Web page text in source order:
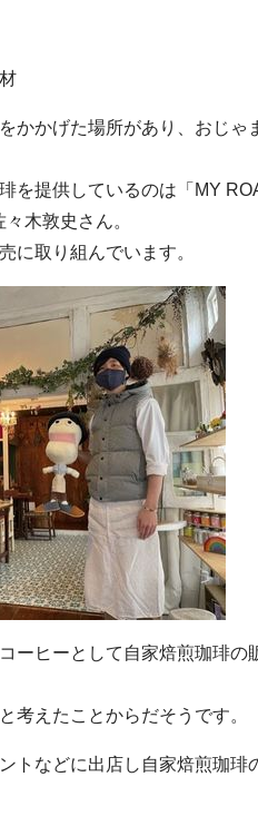
かかげた場所があり、おじゃ
を提供しているのは「MY
木敦史さん。
に取り組んでいます。
ーヒーとして自家焙煎珈琲の
考えたことからだそうです。
トなどに出店し自家焙煎珈琲